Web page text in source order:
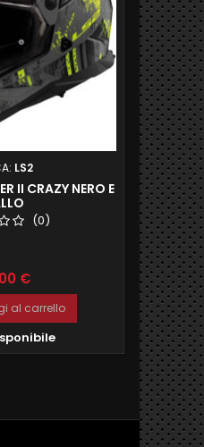
LS2
II CRAZY NERO E
(0)
€
al carrello
